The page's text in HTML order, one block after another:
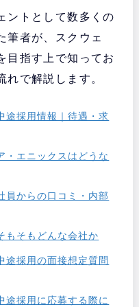
ントとして数多くの
筆者が、スクウェ
目指す上で知ってお
れで解説します。
途採用情報｜待遇・求
・エニックスはどうな
員からの口コミ・内部
もそもどんな会社か
途採用の面接想定質問
途採用に応募する際に